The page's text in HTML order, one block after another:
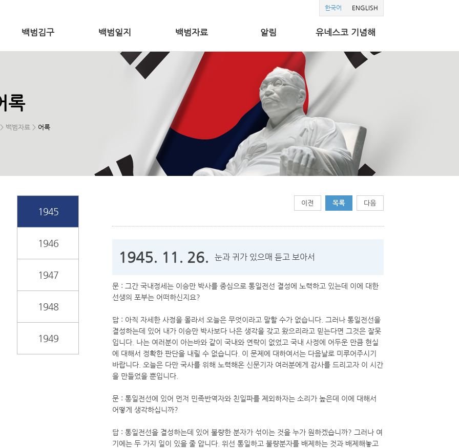
한국어 ENGLISH
백범김구 백범일지 백범자료 알림 유네스코 기념해
록
> 백범자료 > 어록
1945
1946
1947
1948
1949
1945. 11. 26. 눈과 귀가 있으매 듣고 보아서
문 : 그간 국내정세는 이승만 박사를 중심으로 통일전선 결성에 노력하고 있는데 이에 대한
선생의 포부는 어떠하신지요?
답 : 아직 자세한 사정을 몰라서 오늘은 무엇이라고 말할 수가 없습니다. 그러나 통일전선을
결성하는데 있어 내가 이승만 박사보다 나은 생각을 갖고 왔으리라고 믿는다면 그것은 잘못
입니다. 나는 여러분이 아는바와 같이 국내와 연락이 없었고 국내 사정에 어두운 만큼 현실
에 대해서 정확한 판단을 내릴 수 없습니다. 이 문제에 대하여서는 다음날로 미루어주시기
바랍니다. 오늘은 다만 국사를 위해 노력해온 신문기자 여러분에게 감사를 드리고자 이 시간
을 만들었을 뿐입니다.
문 : 통일전선에 있어 먼저 민족반역자와 친일파를 제외하자는 소리가 높은데 이에 대해서
어떻게 생각하십니까?
답 : 통일전선을 결성하는데 있어 불량한 분자가 섞이는 것을 누가 원하겠습니까? 그러나 여
기에는 두 가지 일이 있을 줄 압니다. 위선 통일하고 불량분자를 배제하는 것과 배제해놓고